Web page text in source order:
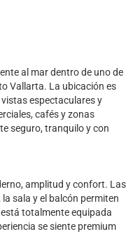
al mar dentro de uno de
Vallarta. La ubicación es
espectaculares y
cafés y zonas
seguro, tranquilo y con
amplitud y confort. Las
sala y el balcón permiten
totalmente equipada
se siente premium